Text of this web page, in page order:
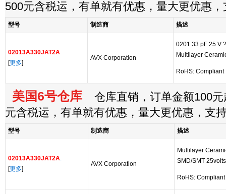
500元含税运，有单就有优惠，量大更优惠
型号 制造商 描述
02013A330JAT2A
[更多]
AVX Corporation
0201 33 pF 25 V
Multilayer
RoHS: Compliant
美国6号仓库 仓库直销，订单金额100元
元含税运，有单就有优惠，量大更优惠，支
型号 制造商 描述
02013A330JAT2A.
[更多]
AVX Corporation
Multilayer
SMD/SMT
RoHS: Compliant